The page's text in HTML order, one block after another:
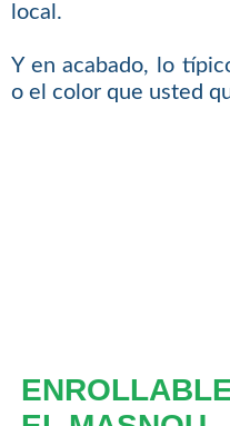
local.
Y en acabado, lo
o el color que usted